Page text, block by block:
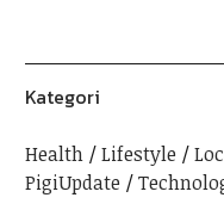
Kategori
Health Lifestyle
PigiUpdate